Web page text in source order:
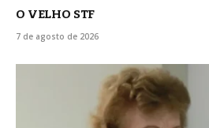
O VELHO STF
7 de agosto de 2026